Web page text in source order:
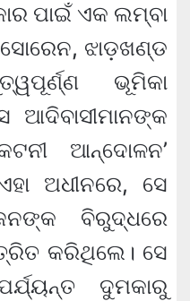
ପାଇଁ ଏକ ଲମ୍ବା
ଝାଡ଼ଖଣ୍ଡ
ଭୂମିକା
ଆନ୍ଦୋଳନ’
ଅଧୀନରେ, ସେ
ବିରୁଦ୍ଧରେ
କରିଥିଲେ। ସେ
ଦୁମକାରୁ